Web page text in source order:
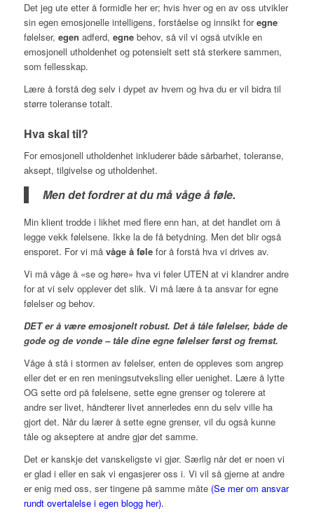
Det jeg ute etter å formidle her er; hvis hver og en av oss utvikler
sin egen emosjonelle intelligens, forståelse og innsikt foregne
følelser, egen adferd, egnebehov, så vil vi også utvikle en
emosjonell utholdenhet og potensielt sett stå sterkere sammen,
som fellesskap.
Lære å forstå deg selv i dypet av hvem og hva du er vil bidra til
større toleranse totalt.
Hva skal til?
For emosjonell utholdenhet inkluderer både sårbarhet, toleranse,
aksept, tilgivelse og utholdenhet.
Men det fordrer at du må våge å føle.
Min klient trodde i likhet med flere enn han, at det handlet om å
legge vekk følelsene. Ikke la de få betydning. Men det blir også
ensporet. For vi må våge å følefor å forstå hva vi drives av.
Vi må våge å «se og høre» hva vi føler UTEN at vi klandrer andre
for at vi selv opplever det slik. Vi må lære å ta ansvar for egne
følelser og behov.
DET er å være emosjonelt robust. Det å tåle følelser, både de
gode og de vonde – tåle dine egne følelser først og fremst.
Våge å stå i stormen av følelser, enten de oppleves som angrep
eller det er en ren meningsutveksling eller uenighet. Lære å lytte
OG sette ord på følelsene, sette egne grenser og tolerere at
andre ser livet, håndterer livet annerledes enn du selv ville ha
gjort det. Når du lærer å sette egne grenser, vil du også kunne
tåle og akseptere at andre gjør det samme.
Det er kanskje det vanskeligste vi gjør. Særlig når det er noen vi
er glad i eller en sak vi engasjerer oss i. Vi vil så gjerne at andre
er enig med oss, ser tingene på samme måte (Se mer om ansvar
rundt overtalelse i egen blogg her).